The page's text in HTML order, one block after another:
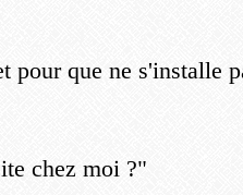
que ne s'installe
chez moi ?"